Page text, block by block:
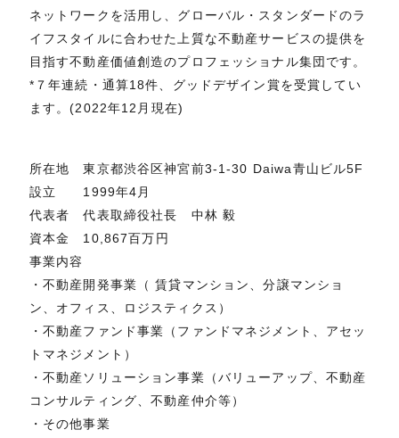
ネットワークを活用し、グローバル・スタンダードのラ
イフスタイルに合わせた上質な不動産サービスの提供を
目指す不動産価値創造のプロフェッショナル集団です。
*７年連続・通算18件、グッドデザイン賞を受賞してい
ます。(2022年12月現在)
所在地 東京都渋谷区神宮前3-1-30 Daiwa青山ビル5F
設立 1999年4月
代表者 代表取締役社長 中林 毅
資本金 10,867百万円
事業内容
・不動産開発事業（ 賃貸マンション、分譲マンショ
ン、オフィス、ロジスティクス）
・不動産ファンド事業（ファンドマネジメント、アセッ
トマネジメント）
・不動産ソリューション事業（バリューアップ、不動産
コンサルティング、不動産仲介等）
・その他事業